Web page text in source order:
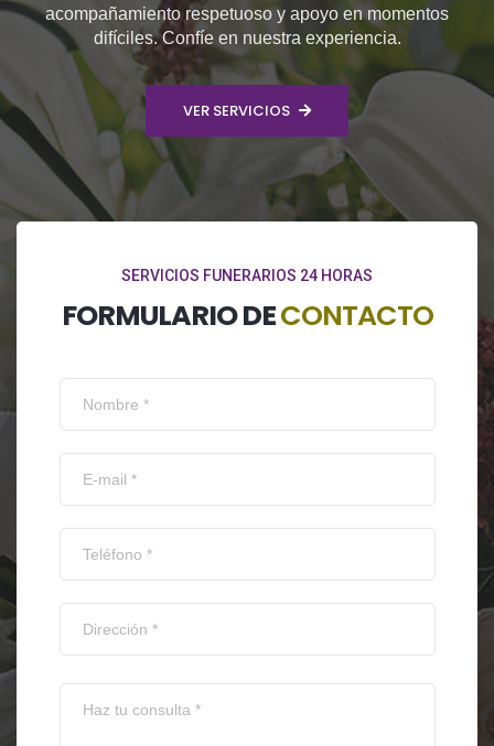
acompañamiento respetuoso y apoyo en momentos
difíciles. Confíe en nuestra experiencia.
VER SERVICIOS
SERVICIOS FUNERARIOS 24 HORAS
FORMULARIO DECONTACTO